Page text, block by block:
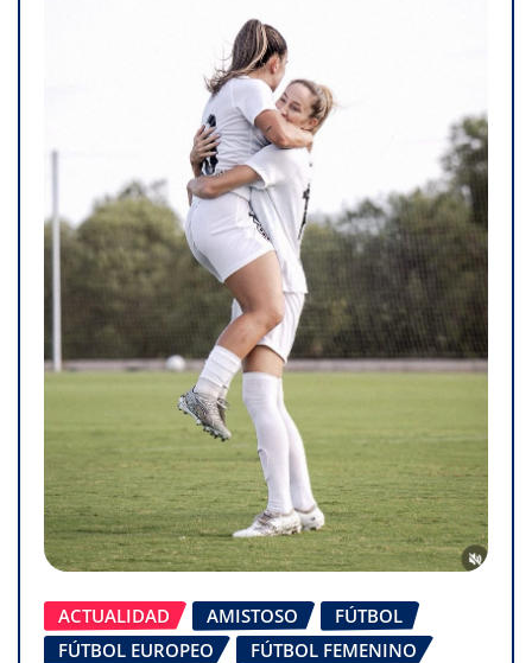
ACTUALIDAD AMISTOSO
FÚTBOL
FÚTBOL EUROPEO
FÚTBOL FEMENINO